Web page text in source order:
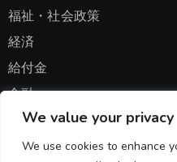
We value your privacy
We use cookies to enhance
福祉・社会政策
経済
給付金
金融
集計